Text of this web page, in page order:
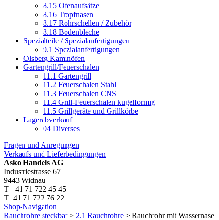
8.15 Ofenaufsätze
8.16 Tropfnasen
8.17 Rohrschellen / Zubehör
8.18 Bodenbleche
Spezialteile / Spezialanfertigungen
9.1 Spezialanfertigungen
Olsberg Kaminöfen
Gartengrill/Feuerschalen
11.1 Gartengrill
11.2 Feuerschalen Stahl
11.3 Feuerschalen CNS
11.4 Grill-Feuerschalen kugelförmig
11.5 Grillgeräte und Grillkörbe
Lagerabverkauf
04 Diverses
Fragen und Anregungen
Verkaufs und Lieferbedingungen
Asko Handels AG
Industriestrasse 67
9443 Widnau
T +41 71 722 45 45
T+41 71 722 76 22
Shop-Navigation
Rauchrohre steckbar> 2.1 Rauchrohre > Rauchrohr mit Wassernase